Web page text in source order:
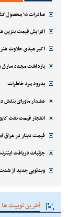
صادرات ۱۵ محصول کشاورزی آزاد شد+ جدول
افزایش قیمت بنزین
اکبر عبدی حلاوت هنر
بازداشت مجدد سارق
بدرود مرد خاطرات
هشدار ماورای بنفش
انفجار قیمت نفت
قیمت دینار در عراق امروز
جزئیات دریافت
ویدئویی جدید از شدت
آخرین توییت ها